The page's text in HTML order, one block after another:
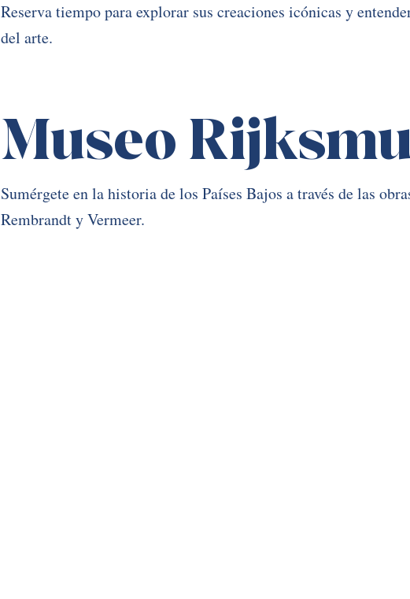
Reserva tiempo para explorar sus creaciones icónicas y
del arte.
Museo
Sumérgete en la historia de los Países Bajos a través de las
Rembrandt y Vermeer.